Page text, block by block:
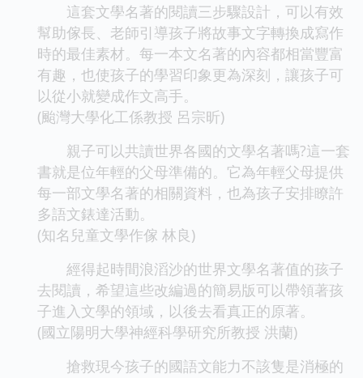
這套文學名著的閱讀三步驟設計，可以有效
幫助傢長、老師引導孩子將故事文字轉換成寫作
時的最佳素材。每一本文名著的內容都相當豐富
有趣，也使孩子的學習印象更為深刻，讓孩子可
以從小就變成作文高手。
(颱灣大學化工係教授 呂宗昕)
親子可以共讀世界各國的文學名著嗎?這一套
書就是位年輕的父母準備的。它為年輕父母提供
每一部文學名著的相關資料，也為孩子安排瞭許
多語文錶達活動。
(知名兒童文學作傢 林良)
經得起時間浪滔沙的世界文學名著值的孩子
去閱讀，希望這些改編過的簡易版可以帶領著孩
子進入文學的領域，以後去看真正的原著。
(國立陽明大學神經科學研究所教授 洪蘭)
搶救現今孩子的國語文能力不該隻是消極的